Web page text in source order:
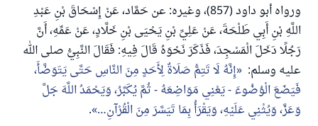
ورواه أبو داود (857)، وغيره: عن حَمَّاد، عَنْ إِسْحَاقَ بْنِ عَبْدِ
اللَّهِ بْنِ أَبِي طَلْحَةَ، عَنْ عَلِيِّ بْنِ يَحْيَى بْنِ خَلَّادٍ، عَنْ عَمِّهِ، أَنَّ
رَجُلًا دَخَلَ الْمَسْجِدَ، فَذَكَرَ نَحْوَهُ قَالَ فِيهِ: فَقَالَ النَّبِيُّ صلى الله
عليه وسلم: إِنَّهُ لَا تَتِمُّ صَلَاةٌ لِأَحَدٍ مِنَ النَّاسِ حَتَّى يَتَوَضَّأَ،
فَيَضَعَ الْوُضُوءَ - يَعْنِي مَوَاضِعَهُ -ثُمَّيُكَبِّرُ،وَيَحْمَدُاللَّهَ جَلَّ
وَعَزَّ، وَيُثْنِي عَلَيْهِ، وَيَقْرَأُ بِمَا تَيَسَّرَ مِنَ الْقُرْآنِ… .